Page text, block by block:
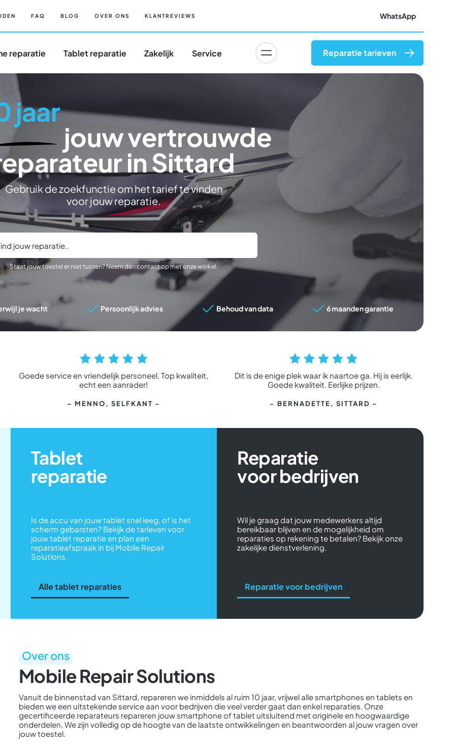
FAQ BLOG OVER ONS KLANTREVIEWS WhatsApp
reparatie Tablet reparatie Zakelijk Service Reparatie tarieven
jaar
jouw vertrouwde
in Sittard
Gebruik de zoekfunctie om het tarief te vinden
voor jouw reparatie.
Staat jouw toestel er niet tussen? Neem dan contact op met onze winkel.
je wacht Persoonlijk advies Behoud van data 6 maanden garantie
Goede service en vriendelijk personeel. Top kwaliteit,
echt een aanrader!
– MENNO, SELFKANT –
Dit is de enige plek waar ik naartoe ga. Hij is eerlijk.
Goede kwaliteit. Eerlijke prijzen.
– BERNADETTE, SITTARD –
Tablet
reparatie
Is de accu van jouw tablet snel leeg, of is het
scherm gebarsten? Bekijk de tarieven voor
jouw tablet reparatie en plan een
reparatieafspraak in bij Mobile Repair
Solutions.
Alle tablet reparaties
Reparatie
voor bedrijven
Wil je graag dat jouw medewerkers altijd
bereikbaar blijven en de mogelijkheid om
reparaties op rekening te betalen? Bekijk onze
zakelijke dienstverlening.
Reparatie voor bedrijven
Over ons
Mobile Repair Solutions
Vanuit de binnenstad van Sittard, repareren we inmiddels al ruim 10 jaar, vrijwel alle smartphones en tablets en
bieden we een uitstekende service aan voor bedrijven die veel verder gaat dan enkel reparaties. Onze
gecertificeerde reparateurs repareren jouw smartphone of tablet uitsluitend met originele en hoogwaardige
onderdelen. We zijn volledig op de hoogte van de laatste ontwikkelingen en beantwoorden al jouw vragen over
jouw toestel.